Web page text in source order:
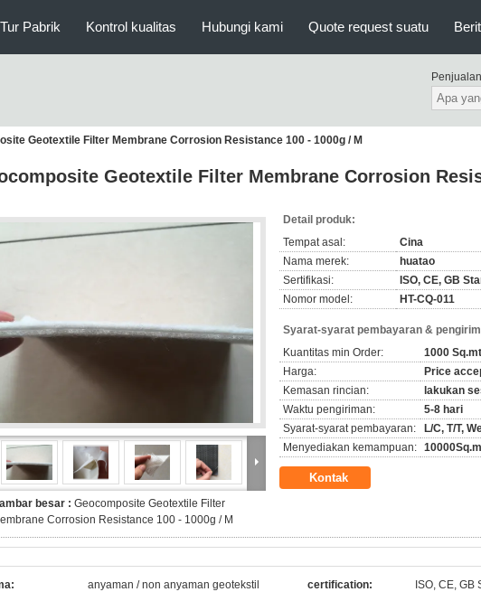
Tur Pabrik Kontrol kualitas Hubungi kami Quote request suatu
Geotextile Filter Membrane Corrosion Resistance 100 - 1000g / M
Geotextile Filter Membrane Corrosion
besar : Geocomposite Geotextile Filter
Corrosion Resistance 100 - 1000g / M
Detail produk:
Tempat asal:
Cina
Nama merek:
huatao
Sertifikasi:
ISO, CE, GB
Nomor model:
HT-CQ-011
Syarat-syarat pembayaran &
Kuantitas min Order:
1000 Sq.mt
Harga:
Price
Kemasan rincian:
lakukan
Waktu pengiriman:
5-8 hari
Syarat-syarat pembayaran:
L/C, T/T,
Menyediakan kemampuan:
Kontak
anyaman / non anyaman geotekstil certification: ISO, CE, GB